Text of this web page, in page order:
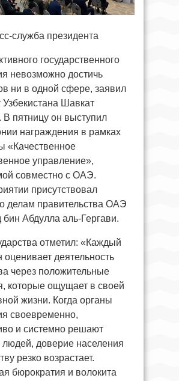
служба президента
государственного
невозможно достичь
ни в одной сфере, заявил
Узбекистана Шавкат
В пятницу он выступил
награждения в рамках
«Качественное
управление»,
совместно с ОАЭ.
присутствовал
делам правительства ОАЭ
Абдулла аль-Гергави.
отметил: «Каждый
оценивает деятельность
через положительные
которые ощущает в своей
жизни. Когда органы
своевременно,
и системно решают
доверие населения
резко возрастает.
бюрократия и волокита